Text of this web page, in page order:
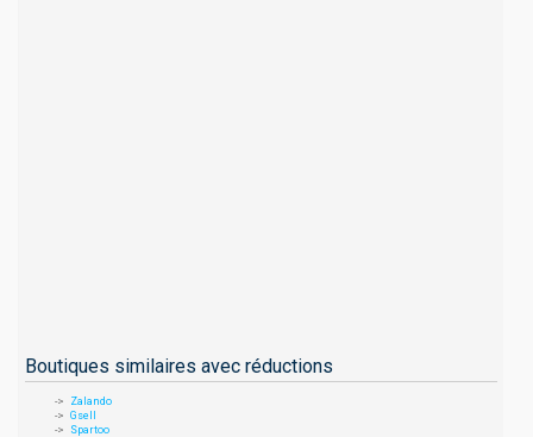
Boutiques similaires avec réductions
Zalando
Gsell
Spartoo